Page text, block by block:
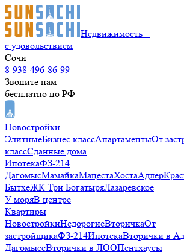
Недвижимость –
с удовольствием
Сочи
8-938-496-86-99
Звоните нам
бесплатно по РФ
Новостройки
ЭлитныеБизнес классАпартаментыОт
классСданные дома
ИпотекаФЗ-214
ДагомысМамайкаМацестаХостаАдлер
БытхеЖК Три БогатыряЛазаревское
У моряВ центре
Квартиры
НовостройкиНедорогиеВторичкаОт
застройщикаФЗ-214ИпотекаВторички в
ДагомысеВторички в ЛООПентхаусы